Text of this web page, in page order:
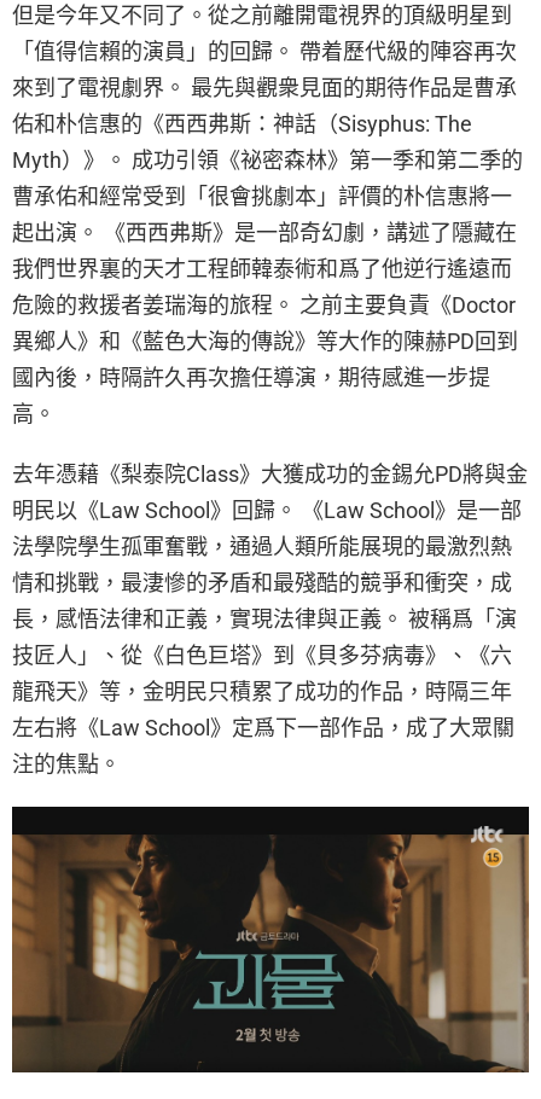
但是今年又不同了。從之前離開電視界的頂級明星到
「值得信賴的演員」的回歸。 帶着歷代級的陣容再次
來到了電視劇界。 最先與觀衆見面的期待作品是曹承
佑和朴信惠的《西西弗斯：神話（Sisyphus: The
Myth）》。 成功引領《祕密森林》第一季和第二季的
曹承佑和經常受到「很會挑劇本」評價的朴信惠將一
起出演。 《西西弗斯》是一部奇幻劇，講述了隱藏在
我們世界裏的天才工程師韓泰術和爲了他逆行遙遠而
危險的救援者姜瑞海的旅程。 之前主要負責《Doctor
異鄉人》和《藍色大海的傳說》等大作的陳赫PD回到
國內後，時隔許久再次擔任導演，期待感進一步提
高。
去年憑藉《梨泰院Class》大獲成功的金錫允PD將與金
明民以《Law School》回歸。 《Law School》是一部
法學院學生孤軍奮戰，通過人類所能展現的最激烈熱
情和挑戰，最淒慘的矛盾和最殘酷的競爭和衝突，成
長，感悟法律和正義，實現法律與正義。 被稱爲「演
技匠人」、從《白色巨塔》到《貝多芬病毒》、《六
龍飛天》等，金明民只積累了成功的作品，時隔三年
左右將《Law School》定爲下一部作品，成了大眾關
注的焦點。